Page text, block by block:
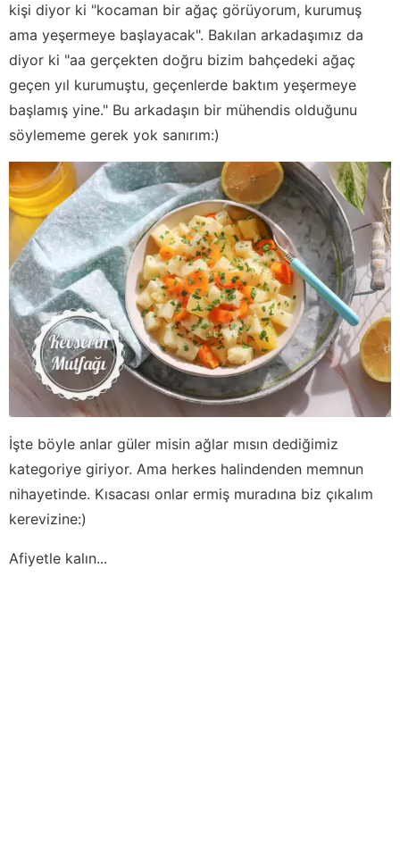
kişi diyor ki "kocaman bir ağaç görüyorum, kurumuş
ama yeşermeye başlayacak". Bakılan arkadaşımız da
diyor ki "aa gerçekten doğru bizim bahçedeki ağaç
geçen yıl kurumuştu, geçenlerde baktım yeşermeye
başlamış yine." Bu arkadaşın bir mühendis olduğunu
söylememe gerek yok sanırım:)
İşte böyle anlar güler misin ağlar mısın dediğimiz
kategoriye giriyor. Ama herkes halindenden memnun
nihayetinde. Kısacası onlar ermiş muradına biz çıkalım
kerevizine:)
Afiyetle kalın...